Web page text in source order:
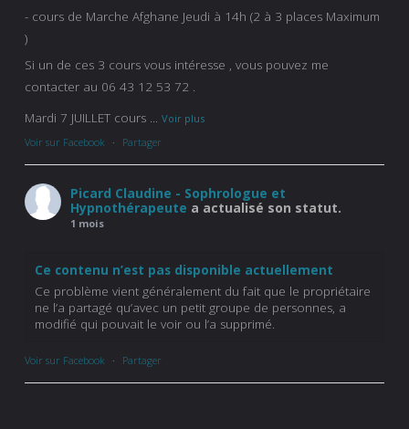
- cours de Marche Afghane Jeudi à 14h (2 à 3 places Maximum
)
Si un de ces 3 cours vous intéresse , vous pouvez me
contacter au 06 43 12 53 72 .
Mardi 7 JUILLET cours ... Voir plus
Voir sur Facebook · Partager
Picard Claudine - Sophrologue et
Hypnothérapeute a actualisé son statut.
1 mois
Ce contenu n’est pas disponible actuellement
Ce problème vient généralement du fait que le propriétaire
ne l’a partagé qu’avec un petit groupe de personnes, a
modifié qui pouvait le voir ou l’a supprimé.
Voir sur Facebook · Partager